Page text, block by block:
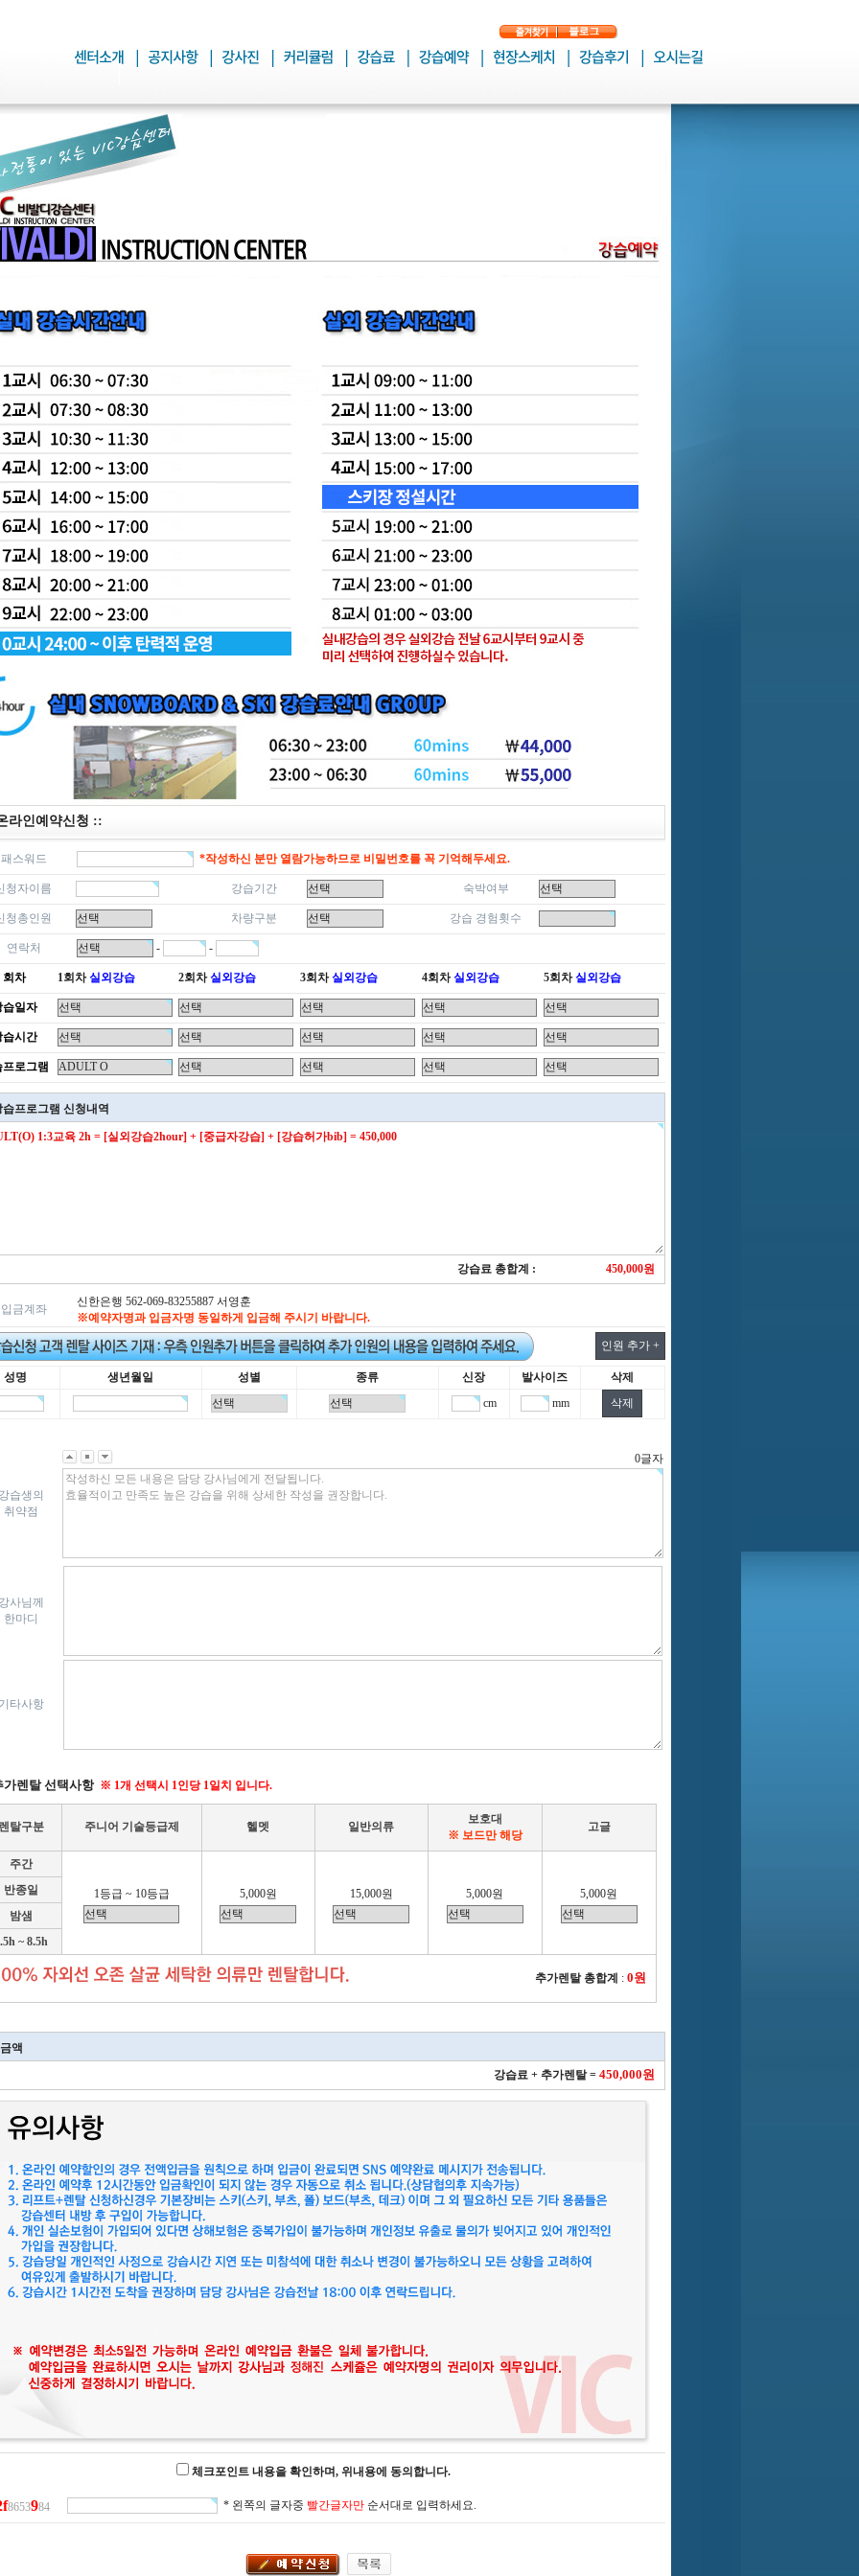
라인예약신청 ::
패스워드 *작성하신 분만 열람가능하므로 비밀번호를 꼭 기억해두세요.
청자이름 강습기간 숙박여부
청총인원 차량구분 강습 경험횟수
연락처 - -
회차 1회차실외강습 2회차실외강습 3회차실외강습 4회차실외강습 5회차실외강습
습일자
습시간
로그램
프로그램 신청내역
강습료 총합계 :
입금계좌
신한은행 562-069-83255887 서영훈
※예약자명과 입금자명 동일하게 입금해 주시기 바랍니다.
성명 생년월일 성별 종류 신장 발사이즈
삭제
cm
mm
습생의
취약점
0글자
사님께
한마디
타사항
가렌탈 선택사항 ※ 1개 선택시 1인당 1일치 입니다.
탈구분 주니어 기술등급제 헬멧 일반의류
보호대
※ 보드만 해당
고글
주간
1등급 ~ 10등급 5,000원 15,000원 5,000원 5,000원
반종일
밤샘
~ 8.5h
추가렌탈 총합계 : 0원
액
강습료 + 추가렌탈 = 450,000원
체크포인트 내용을 확인하며, 위내용에 동의합니다.
f8653984 * 왼쪽의 글자중 빨간글자만순서대로 입력하세요.